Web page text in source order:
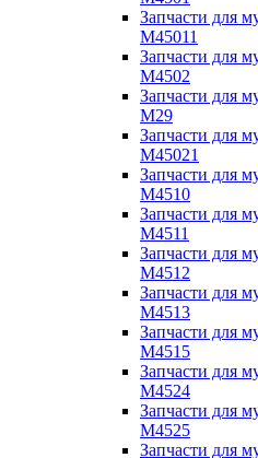
Запчасти для
M45011
Запчасти для
M4502
Запчасти для
M29
Запчасти для
M45021
Запчасти для
M4510
Запчасти для
M4511
Запчасти для
M4512
Запчасти для
M4513
Запчасти для
M4515
Запчасти для
M4524
Запчасти для
M4525
Запчасти для